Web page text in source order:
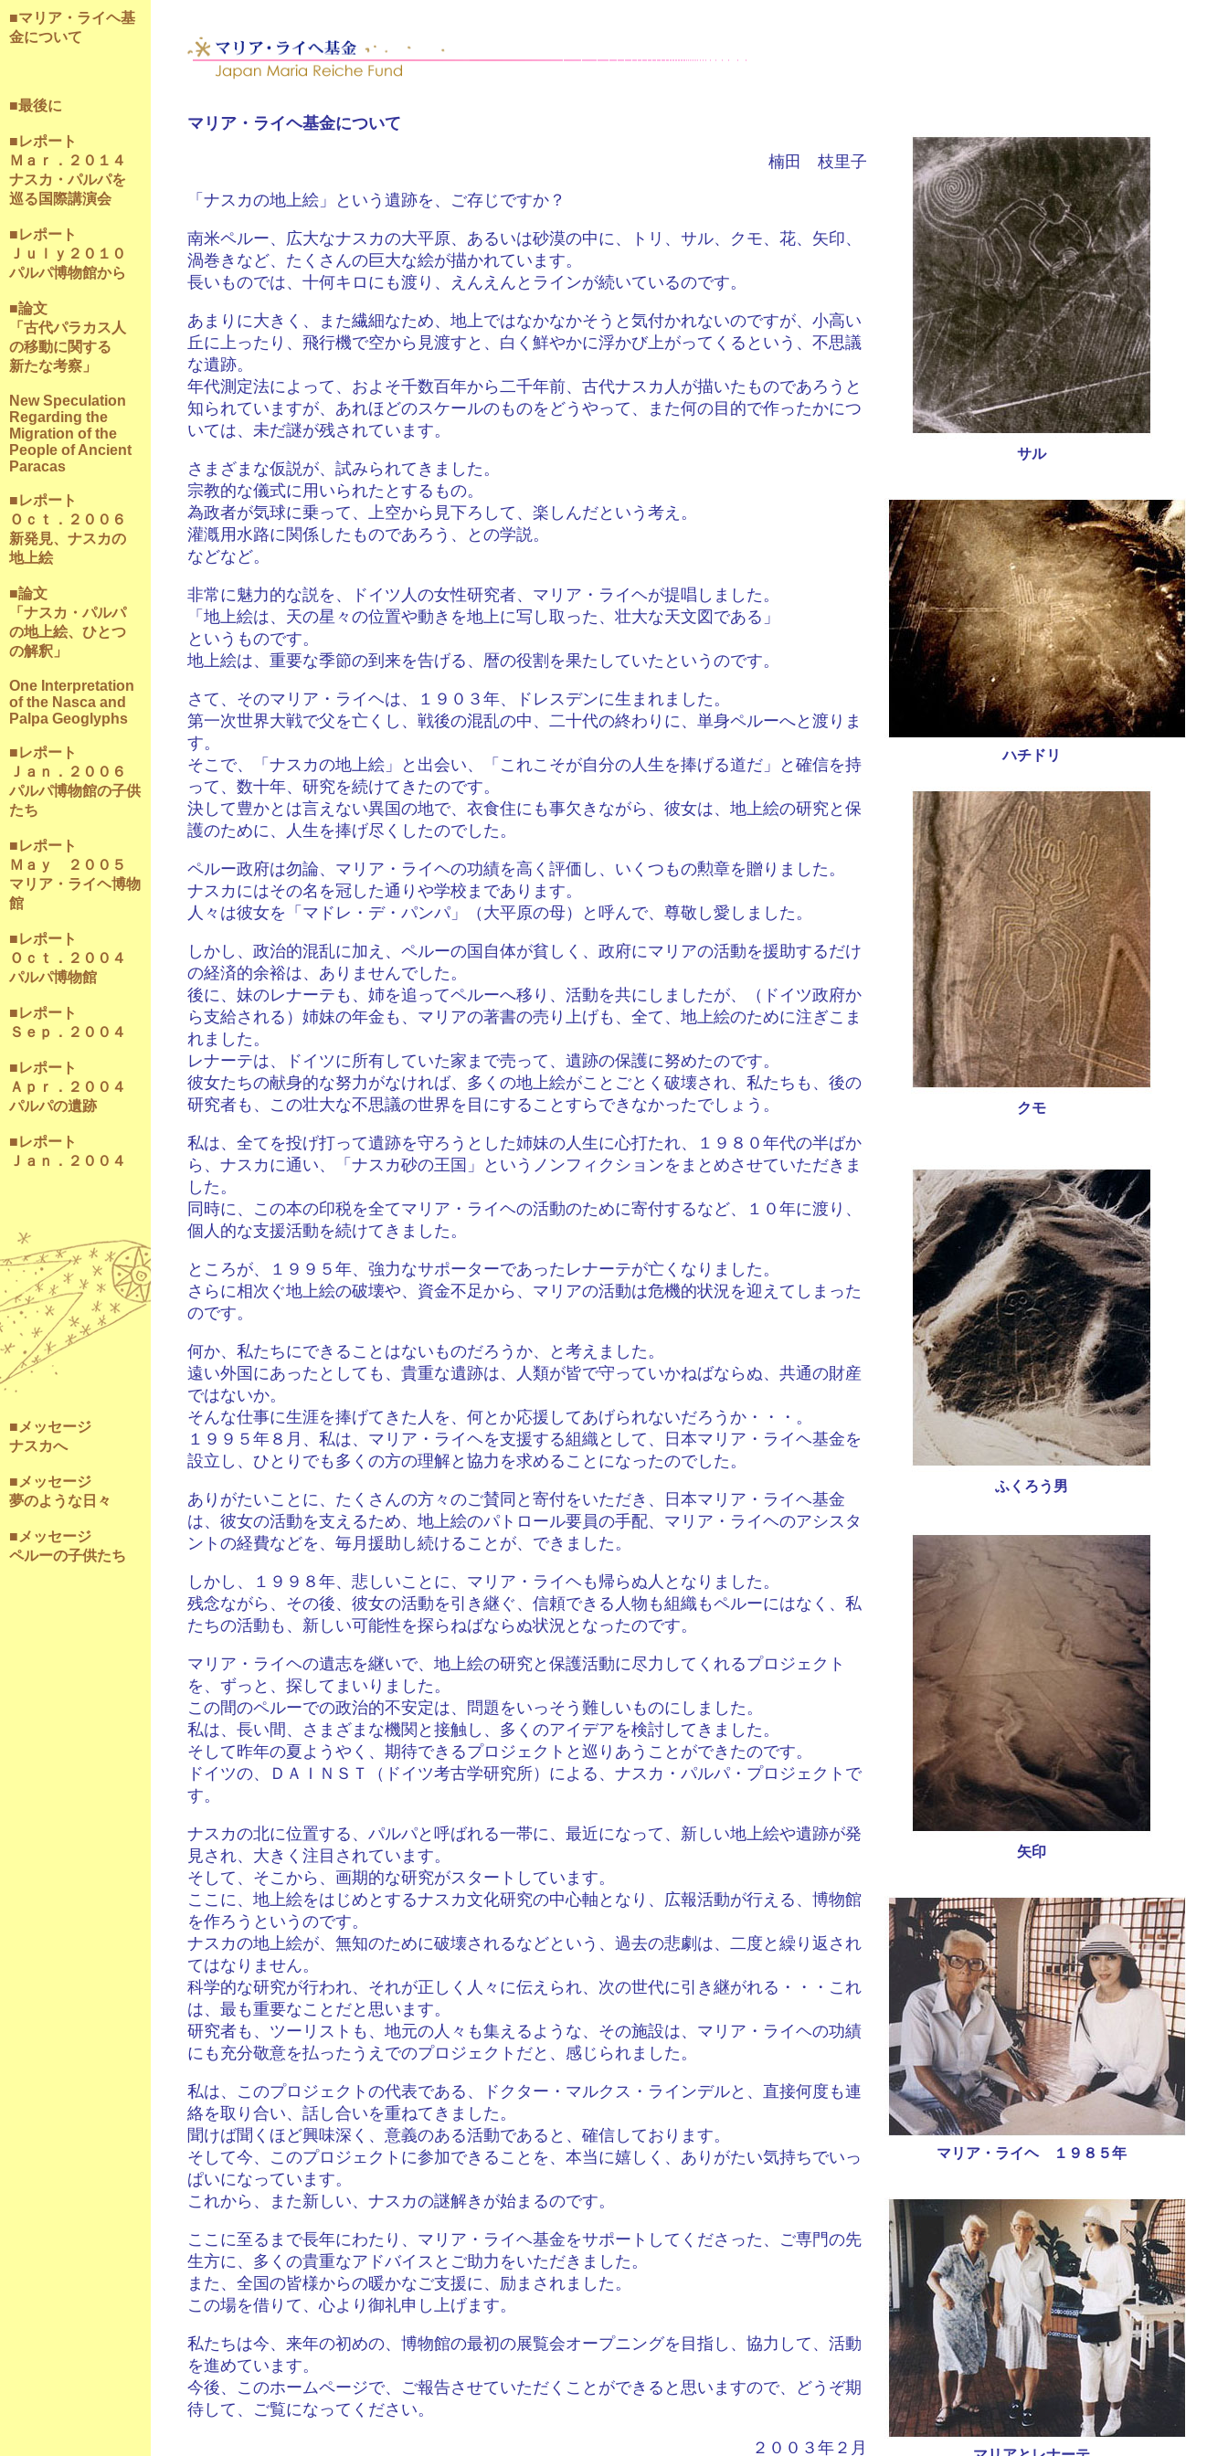
■マリア・ライヘ基
金について
■最後に
■レポート
Ｍａｒ．２０１４
ナスカ・パルパを
巡る国際講演会
■レポート
Ｊｕｌｙ２０１０
パルパ博物館から
■論文
「古代パラカス人
の移動に関する
新たな考察」
New Speculation
Regarding the
Migration of the
People of Ancient
Paracas
■レポート
Ｏｃｔ．２００６
新発見、ナスカの
地上絵
■論文
「ナスカ・パルパ
の地上絵、ひとつ
の解釈」
One Interpretation
of the Nasca and
Palpa Geoglyphs
■レポート
Ｊａｎ．２００６
パルパ博物館の子供
たち
■レポート
Ｍａｙ ２００５
マリア・ライヘ博物
館
■レポート
Ｏｃｔ．２００４
パルパ博物館
■レポート
Ｓｅｐ．２００４
■レポート
Ａｐｒ．２００４
パルパの遺跡
■レポート
Ｊａｎ．２００４
■メッセージ
ナスカへ
■メッセージ
夢のような日々
■メッセージ
ペルーの子供たち
マリア・ライヘ基金について
楠田 枝里子
「ナスカの地上絵」という遺跡を、ご存じですか？
南米ペルー、広大なナスカの大平原、あるいは砂漠の中に、トリ、サル、クモ、花、矢印、
渦巻きなど、たくさんの巨大な絵が描かれています。
長いものでは、十何キロにも渡り、えんえんとラインが続いているのです。
あまりに大きく、また繊細なため、地上ではなかなかそうと気付かれないのですが、小高い
丘に上ったり、飛行機で空から見渡すと、白く鮮やかに浮かび上がってくるという、不思議
な遺跡。
年代測定法によって、およそ千数百年から二千年前、古代ナスカ人が描いたものであろうと
知られていますが、あれほどのスケールのものをどうやって、また何の目的で作ったかにつ
いては、未だ謎が残されています。
さまざまな仮説が、試みられてきました。
宗教的な儀式に用いられたとするもの。
為政者が気球に乗って、上空から見下ろして、楽しんだという考え。
灌漑用水路に関係したものであろう、との学説。
などなど。
非常に魅力的な説を、ドイツ人の女性研究者、マリア・ライヘが提唱しました。
「地上絵は、天の星々の位置や動きを地上に写し取った、壮大な天文図である」
というものです。
地上絵は、重要な季節の到来を告げる、暦の役割を果たしていたというのです。
さて、そのマリア・ライヘは、１９０３年、ドレスデンに生まれました。
第一次世界大戦で父を亡くし、戦後の混乱の中、二十代の終わりに、単身ペルーへと渡りま
す。
そこで、「ナスカの地上絵」と出会い、「これこそが自分の人生を捧げる道だ」と確信を持
って、数十年、研究を続けてきたのです。
決して豊かとは言えない異国の地で、衣食住にも事欠きながら、彼女は、地上絵の研究と保
護のために、人生を捧げ尽くしたのでした。
ペルー政府は勿論、マリア・ライヘの功績を高く評価し、いくつもの勲章を贈りました。
ナスカにはその名を冠した通りや学校まであります。
人々は彼女を「マドレ・デ・パンパ」（大平原の母）と呼んで、尊敬し愛しました。
しかし、政治的混乱に加え、ペルーの国自体が貧しく、政府にマリアの活動を援助するだけ
の経済的余裕は、ありませんでした。
後に、妹のレナーテも、姉を追ってペルーへ移り、活動を共にしましたが、（ドイツ政府か
ら支給される）姉妹の年金も、マリアの著書の売り上げも、全て、地上絵のために注ぎこま
れました。
レナーテは、ドイツに所有していた家まで売って、遺跡の保護に努めたのです。
彼女たちの献身的な努力がなければ、多くの地上絵がことごとく破壊され、私たちも、後の
研究者も、この壮大な不思議の世界を目にすることすらできなかったでしょう。
私は、全てを投げ打って遺跡を守ろうとした姉妹の人生に心打たれ、１９８０年代の半ばか
ら、ナスカに通い、「ナスカ砂の王国」というノンフィクションをまとめさせていただきま
した。
同時に、この本の印税を全てマリア・ライヘの活動のために寄付するなど、１０年に渡り、
個人的な支援活動を続けてきました。
ところが、１９９５年、強力なサポーターであったレナーテが亡くなりました。
さらに相次ぐ地上絵の破壊や、資金不足から、マリアの活動は危機的状況を迎えてしまった
のです。
何か、私たちにできることはないものだろうか、と考えました。
遠い外国にあったとしても、貴重な遺跡は、人類が皆で守っていかねばならぬ、共通の財産
ではないか。
そんな仕事に生涯を捧げてきた人を、何とか応援してあげられないだろうか・・・。
１９９５年８月、私は、マリア・ライヘを支援する組織として、日本マリア・ライヘ基金を
設立し、ひとりでも多くの方の理解と協力を求めることになったのでした。
ありがたいことに、たくさんの方々のご賛同と寄付をいただき、日本マリア・ライヘ基金
は、彼女の活動を支えるため、地上絵のパトロール要員の手配、マリア・ライヘのアシスタ
ントの経費などを、毎月援助し続けることが、できました。
しかし、１９９８年、悲しいことに、マリア・ライヘも帰らぬ人となりました。
残念ながら、その後、彼女の活動を引き継ぐ、信頼できる人物も組織もペルーにはなく、私
たちの活動も、新しい可能性を探らねばならぬ状況となったのです。
マリア・ライヘの遺志を継いで、地上絵の研究と保護活動に尽力してくれるプロジェクト
を、ずっと、探してまいりました。
この間のペルーでの政治的不安定は、問題をいっそう難しいものにしました。
私は、長い間、さまざまな機関と接触し、多くのアイデアを検討してきました。
そして昨年の夏ようやく、期待できるプロジェクトと巡りあうことができたのです。
ドイツの、ＤＡＩＮＳＴ（ドイツ考古学研究所）による、ナスカ・パルパ・プロジェクトで
す。
ナスカの北に位置する、パルパと呼ばれる一帯に、最近になって、新しい地上絵や遺跡が発
見され、大きく注目されています。
そして、そこから、画期的な研究がスタートしています。
ここに、地上絵をはじめとするナスカ文化研究の中心軸となり、広報活動が行える、博物館
を作ろうというのです。
ナスカの地上絵が、無知のために破壊されるなどという、過去の悲劇は、二度と繰り返され
てはなりません。
科学的な研究が行われ、それが正しく人々に伝えられ、次の世代に引き継がれる・・・これ
は、最も重要なことだと思います。
研究者も、ツーリストも、地元の人々も集えるような、その施設は、マリア・ライヘの功績
にも充分敬意を払ったうえでのプロジェクトだと、感じられました。
私は、このプロジェクトの代表である、ドクター・マルクス・ラインデルと、直接何度も連
絡を取り合い、話し合いを重ねてきました。
聞けば聞くほど興味深く、意義のある活動であると、確信しております。
そして今、このプロジェクトに参加できることを、本当に嬉しく、ありがたい気持ちでいっ
ぱいになっています。
これから、また新しい、ナスカの謎解きが始まるのです。
ここに至るまで長年にわたり、マリア・ライヘ基金をサポートしてくださった、ご専門の先
生方に、多くの貴重なアドバイスとご助力をいただきました。
また、全国の皆様からの暖かなご支援に、励まされました。
この場を借りて、心より御礼申し上げます。
私たちは今、来年の初めの、博物館の最初の展覧会オープニングを目指し、協力して、活動
を進めています。
今後、このホームページで、ご報告させていただくことができると思いますので、どうぞ期
待して、ご覧になってください。
２００３年２月
サル
ハチドリ
クモ
ふくろう男
矢印
マリア・ライヘ １９８５年